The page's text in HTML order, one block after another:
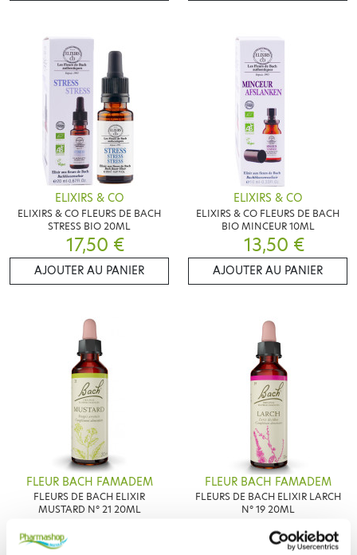
ELIXIRS & CO
ELIXIRS & CO FLEURS DE BACH
STRESS BIO 20ML
17,50 €
AJOUTER AU PANIER
ELIXIRS & CO
ELIXIRS & CO FLEURS DE BACH
BIO MINCEUR 10ML
13,50 €
AJOUTER AU PANIER
FLEUR BACH FAMADEM
FLEURS DE BACH ELIXIR
MUSTARD N° 21 20ML
FLEUR BACH FAMADEM
FLEURS DE BACH ELIXIR LARCH
N° 19 20ML
8,95 €